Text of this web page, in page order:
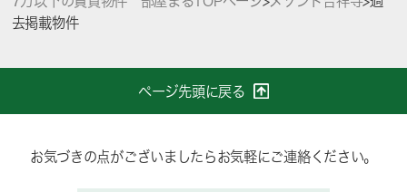
去掲載物件
ページ先頭に戻る
お気づきの点がございましたらお気軽にご連絡ください。